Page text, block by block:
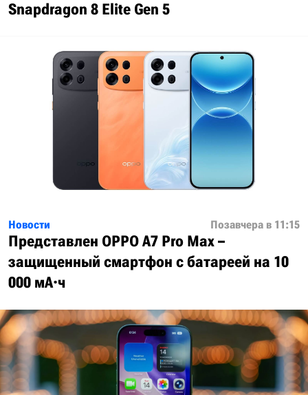
Snapdragon 8 Elite Gen 5
Новости Позавчера в 11:15
Представлен OPPO A7 Pro Max –
защищенный смартфон с батареей на 10
000 мА·ч